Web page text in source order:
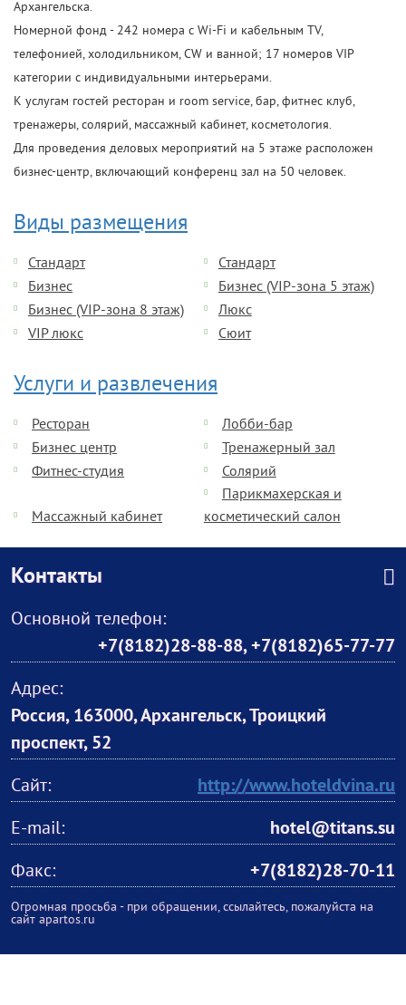
Архангельска.
Номерной фонд - 242 номера с Wi-Fi и кабельным TV,
телефонией, холодильником, CW и ванной; 17 номеров VIP
категории с индивидуальными интерьерами.
К услугам гостей ресторан и room service, бар, фитнес клуб,
тренажеры, солярий, массажный кабинет, косметология.
Для проведения деловых мероприятий на 5 этаже расположен
бизнес-центр, включающий конференц зал на 50 человек.
Виды размещения
Стандарт
Стандарт
Бизнес
Бизнес (VIP-зона 5 этаж)
Бизнес (VIP-зона 8 этаж)
Люкс
VIP люкс
Сюит
Услуги и развлечения
Ресторан
Лобби-бар
Бизнес центр
Тренажерный зал
Фитнес-студия
Солярий
Массажный кабинет
Парикмахерская и
косметический салон
Контакты
Основной телефон:
+7(8182)28-88-88,+7(8182)65-77-77
Адрес:
Россия, 163000, Архангельск, Троицкий
проспект, 52
Сайт:
http://www.hoteldvina.ru
E-mail:
hotel@titans.su
Факс:
+7(8182)28-70-11
Огромная просьба - при обращении, ссылайтесь, пожалуйста на
сайт apartos.ru